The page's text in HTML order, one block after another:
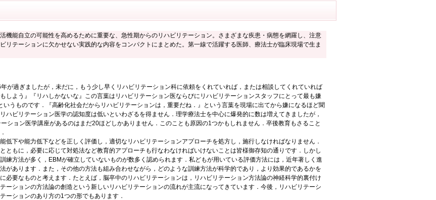
機能自立の可能性を高めるために重要な、急性期からのリハビリテーション。さまざまな疾患・病態を網羅し、注意
リテーションに欠かせない実践的な内容をコンパクトにまとめた。第一線で活躍する医師、療法士が臨床現場で生ま
が過ぎましたが，未だに，もう少し早くリハビリテーション科に依頼をくれていれば，または相談してくれていれば
しよう』『リハしかないな』この言葉はリハビリテーション医ならびにリハビリテーションスタッフにとって最も嫌
うものです．『高齢化社会だからリハビリテーションは，重要だね．』という言葉を現場に出てから嫌になるほど聞
ハビリテーション医学の認知度は低いといわざるを得ません．理学療法士を中心に爆発的に数は増えてきましたが，
ション医学講座があるのはまだ20ほどしかありません．このことも原因の1つかもしれません．卒後教育もさること
下や能力低下などを正しく評価し，適切なリハビリテーションアプローチを処方し，施行しなければなりません．
ともに，必要に応じて対処法など教育的アプローチも行なわなければいけないことは皆様御存知の通りです．しかし
練方法が多く，EBMが確立していないものが数多く認められます．私どもが用いている評価方法には，近年著しく進
があります．また，その他の方法も組み合わせながら，どのような訓練方法が科学的であり，より効果的であるかを
必要なものと考えます．たとえば，脳卒中のリハビリテーションは，リハビリテーション方法論の神経科学的裏付け
ーションの方法論の創造という新しいリハビリテーションの流れが主流になってきています．今後，リハビリテーシ
ーションのあり方の1つの形でもあります．